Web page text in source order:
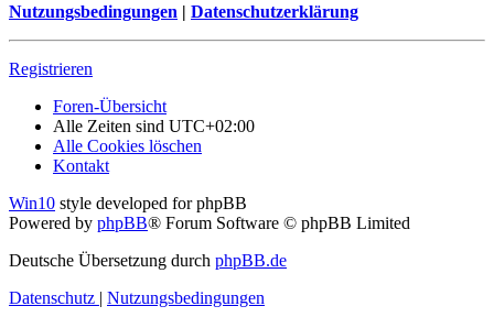
Nutzungsbedingungen | Datenschutzerklärung
Registrieren
Foren-Übersicht
Alle Zeiten sind UTC+02:00
Alle Cookies löschen
Kontakt
Win10 style developed for phpBB
Powered by phpBB® Forum Software © phpBB Limited
Deutsche Übersetzung durch phpBB.de
Datenschutz | Nutzungsbedingungen